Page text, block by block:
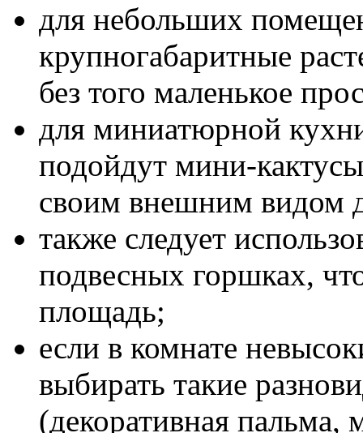
для небольших
крупногабаритные
без того маленькое
для миниатюрной
подойдут мини-
своим внешним видом
также следует
подвесных горшках,
площадь;
если в комнате
выбирать такие
(декоративная